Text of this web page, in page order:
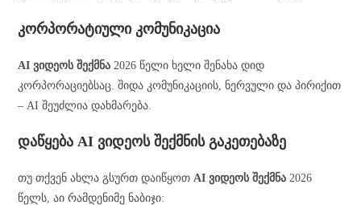
კორპორატიული კომუნიკაცია
AI ვიდეოს შექმნა 2026 წელი ხელი შენახა დიდ
კორპორაციებსაც. შიდა კომუნიკაციის, ნერვული და პირიქით
– AI შეუძლია დახმარება.
დაწყება AI ვიდეოს შექმნის გაკეთებაზე
თუ თქვენ ახლა გსურთ დაიწყოთAI ვიდეოს შექმნა 2026
წელს, აი რამდენიმე ნაბიჯი: